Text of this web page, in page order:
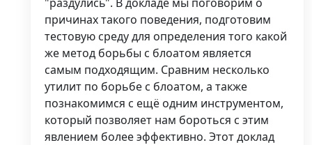
причинах такого поведения, подготовим
тестовую среду для определения того какой
же метод борьбы с блоатом является
самым подходящим. Сравним несколько
утилит по борьбе с блоатом, а также
познакомимся с ещё одним инструментом,
который позволяет нам бороться с этим
явлением более эффективно. Этот доклад